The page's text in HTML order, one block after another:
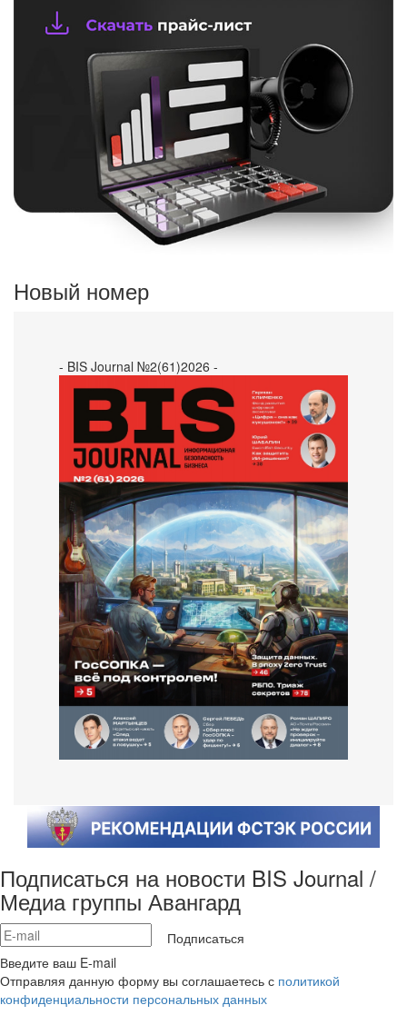
Новый номер
- BIS Journal №2(61)2026 -
Подписаться на новости BIS Journal /
Медиа группы Авангард
Подписаться
Введите ваш E-mail
Отправляя данную форму вы соглашаетесь с политикой
конфиденциальности персональных данных